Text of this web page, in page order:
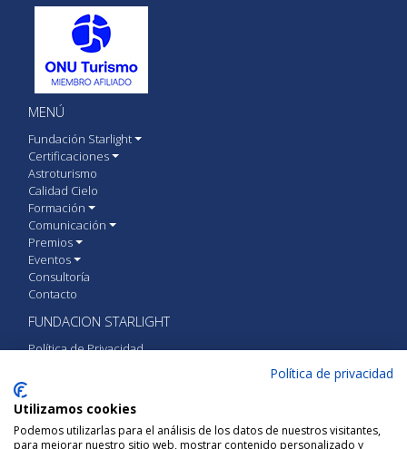
MENÚ
Fundación Starlight
Certificaciones
Astroturismo
Calidad Cielo
Formación
Comunicación
Premios
Eventos
Consultoría
Contacto
FUNDACION STARLIGHT
Política de Privacidad
CONTACTA CON FUNDACIÓN STARLIGHT
Política de privacidad
Utilizamos cookies
Podemos utilizarlas para el análisis de los datos de nuestros visitantes,
para mejorar nuestro sitio web, mostrar contenido personalizado y